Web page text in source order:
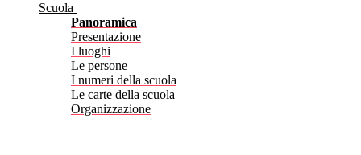
Scuola
Panoramica
Presentazione
I luoghi
Le persone
I numeri della scuola
Le carte della scuola
Organizzazione